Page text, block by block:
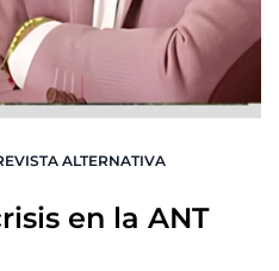
ALTERNATIVA
en la ANT